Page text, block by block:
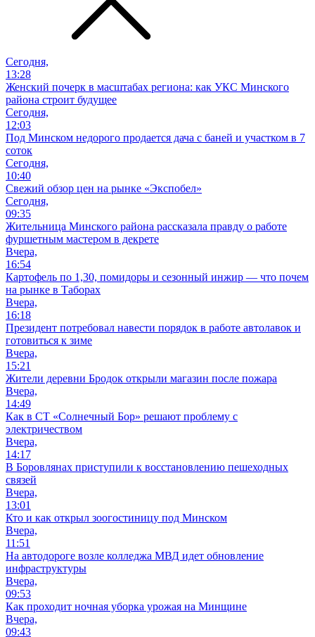
Сегодня,
13:28
Женский почерк в масштабах региона: как УКС Минского
района строит будущее
Сегодня,
12:03
Под Минском недорого продается дача с баней и участком в 7
соток
Сегодня,
10:40
Свежий обзор цен на рынке «Экспобел»
Сегодня,
09:35
Жительница Минского района рассказала правду о работе
фуршетным мастером в декрете
Вчера,
16:54
Картофель по 1,30, помидоры и сезонный инжир — что почем
на рынке в Таборах
Вчера,
16:18
Президент потребовал навести порядок в работе автолавок и
готовиться к зиме
Вчера,
15:21
Жители деревни Бродок открыли магазин после пожара
Вчера,
14:49
Как в СТ «Солнечный Бор» решают проблему с
электричеством
Вчера,
14:17
В Боровлянах приступили к восстановлению пешеходных
связей
Вчера,
13:01
Кто и как открыл зоогостиницу под Минском
Вчера,
11:51
На автодороге возле колледжа МВД идет обновление
инфраструктуры
Вчера,
09:53
Как проходит ночная уборка урожая на Минщине
Вчера,
09:43